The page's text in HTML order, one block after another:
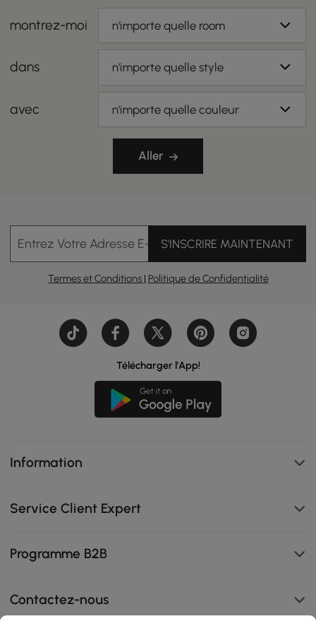
montrez-moi n'importe quelle room
dans n'importe quelle style
avec n'importe quelle couleur
Aller
Entrez Votre Adresse E-mailS'INSCRIRE MAINTENANT
Termes et Conditions | Politique de Confidentialité
Télécharger l'App!
Information
Service Client Expert
Programme B2B
Contactez-nous